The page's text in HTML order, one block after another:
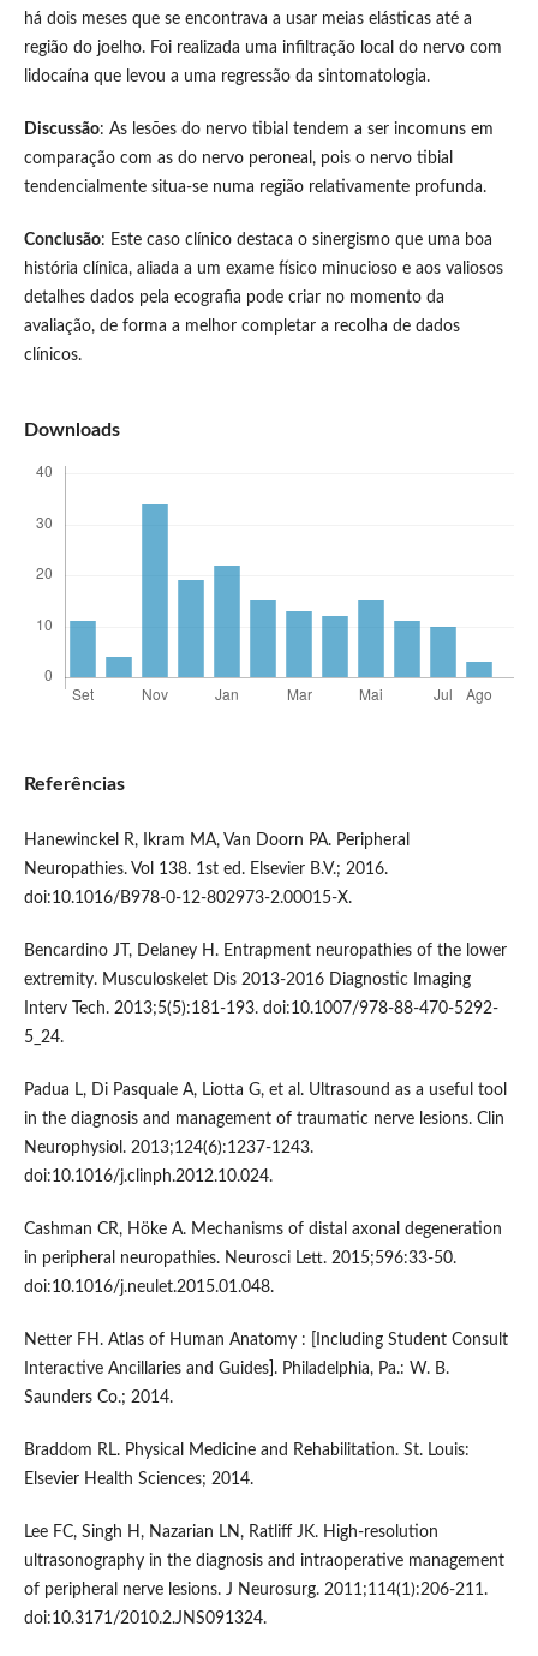
há dois meses que se encontrava a usar meias elásticas até a
região do joelho. Foi realizada uma infiltração local do nervo com
lidocaína que levou a uma regressão da sintomatologia.
Discussão: As lesões do nervo tibial tendem a ser incomuns em
comparação com as do nervo peroneal, pois o nervo tibial
tendencialmente situa-se numa região relativamente profunda.
Conclusão: Este caso clínico destaca o sinergismo que uma boa
história clínica, aliada a um exame físico minucioso e aos valiosos
detalhes dados pela ecografia pode criar no momento da
avaliação, de forma a melhor completar a recolha de dados
clínicos.
Downloads
Referências
Hanewinckel R, Ikram MA, Van Doorn PA. Peripheral
Neuropathies. Vol 138. 1st ed. Elsevier B.V.; 2016.
doi:10.1016/B978-0-12-802973-2.00015-X.
Bencardino JT, Delaney H. Entrapment neuropathies of the lower
extremity. Musculoskelet Dis 2013-2016 Diagnostic Imaging
Interv Tech. 2013;5(5):181-193. doi:10.1007/978-88-470-5292-
5_24.
Padua L, Di Pasquale A, Liotta G, et al. Ultrasound as a useful tool
in the diagnosis and management of traumatic nerve lesions. Clin
Neurophysiol. 2013;124(6):1237-1243.
doi:10.1016/j.clinph.2012.10.024.
Cashman CR, Höke A. Mechanisms of distal axonal degeneration
in peripheral neuropathies. Neurosci Lett. 2015;596:33-50.
doi:10.1016/j.neulet.2015.01.048.
Netter FH. Atlas of Human Anatomy : [Including Student Consult
Interactive Ancillaries and Guides]. Philadelphia, Pa.: W. B.
Saunders Co.; 2014.
Braddom RL. Physical Medicine and Rehabilitation. St. Louis:
Elsevier Health Sciences; 2014.
Lee FC, Singh H, Nazarian LN, Ratliff JK. High-resolution
ultrasonography in the diagnosis and intraoperative management
of peripheral nerve lesions. J Neurosurg. 2011;114(1):206-211.
doi:10.3171/2010.2.JNS091324.